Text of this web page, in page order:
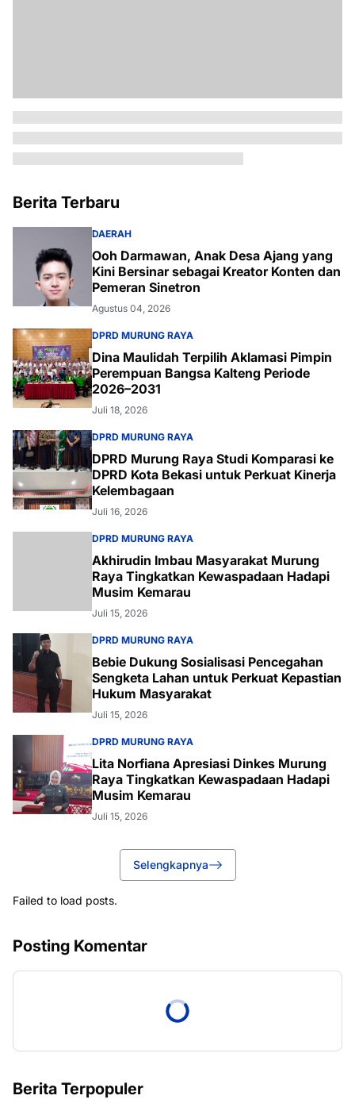
Berita Terbaru
DAERAH
Ooh Darmawan, Anak Desa Ajang yang
Kini Bersinar sebagai Kreator Konten dan
Pemeran Sinetron
Agustus 04, 2026
DPRD MURUNG RAYA
Dina Maulidah Terpilih Aklamasi Pimpin
Perempuan Bangsa Kalteng Periode
2026–2031
Juli 18, 2026
DPRD MURUNG RAYA
DPRD Murung Raya Studi Komparasi ke
DPRD Kota Bekasi untuk Perkuat Kinerja
Kelembagaan
Juli 16, 2026
DPRD MURUNG RAYA
Akhirudin Imbau Masyarakat Murung
Raya Tingkatkan Kewaspadaan Hadapi
Musim Kemarau
Juli 15, 2026
DPRD MURUNG RAYA
Bebie Dukung Sosialisasi Pencegahan
Sengketa Lahan untuk Perkuat Kepastian
Hukum Masyarakat
Juli 15, 2026
DPRD MURUNG RAYA
Lita Norfiana Apresiasi Dinkes Murung
Raya Tingkatkan Kewaspadaan Hadapi
Musim Kemarau
Juli 15, 2026
Selengkapnya
Failed to load posts.
Posting Komentar
Berita Terpopuler